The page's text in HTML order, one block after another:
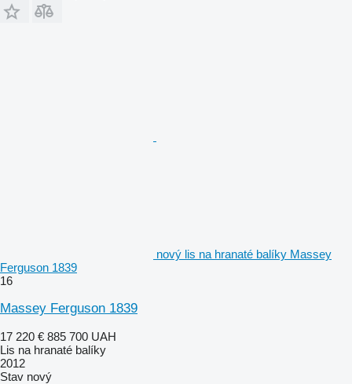
nový lis na hranaté balíky Massey
Ferguson 1839
16
Massey Ferguson 1839
17 220 € 885 700 UAH
Lis na hranaté balíky
2012
Stav nový